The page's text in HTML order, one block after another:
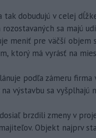
tak dobudujú v celej
rozostavaných sa majú
meniť pre väčší objem
ktorý má vyrásť na
podľa zámeru
na výstavbu sa vyšplhajú
brzdili zmeny v
Objekt najprv